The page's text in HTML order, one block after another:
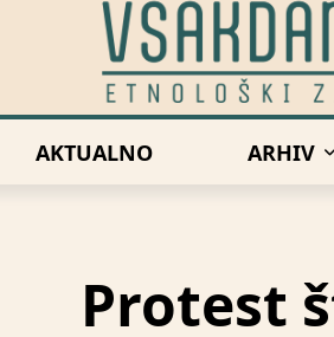
AKTUALNO ARHIV
Protest